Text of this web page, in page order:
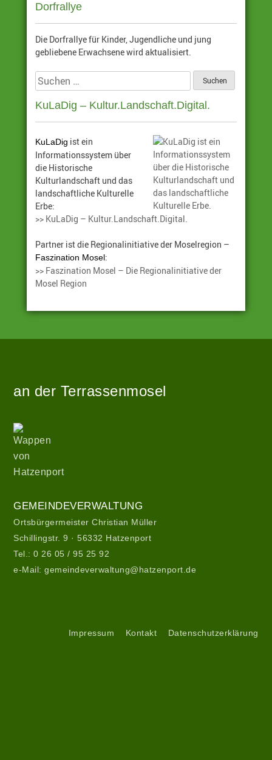
Dorfrallye
Die Dorfrallye für Kinder, Jugendliche und jung
gebliebene Erwachsene wird aktualisiert.
Suchen
nach:
KuLaDig – Kultur.Landschaft.Digital.
KuLaDig ist ein
Informationssystem über
die Historische
Kulturlandschaft und das
landschaftliche Kulturelle
Erbe:
>> KuLaDig – Kultur.Landschaft.Digital.
Partner ist die Regionalinitiative der Moselregion –
Faszination Mosel:
>> Faszination Mosel – Die Regionalinitiative der
Mosel Region
|
von
Stefan
Barth
an der Terrassenmosel
Wappen
von
Gemeindeverwaltung
GEMEINDEVERWALTUNG
Ortsbürgermeister Christian Müller
Schillingstr. 9 · 56332 Hatzenport
Tel.:0 26 05 / 95 25 92
e-Mail:gemeindeverwaltung@hatzenport.de
Impressum Kontakt Datenschutzerklärung